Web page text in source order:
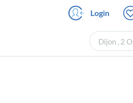
Login
Dijon , 2